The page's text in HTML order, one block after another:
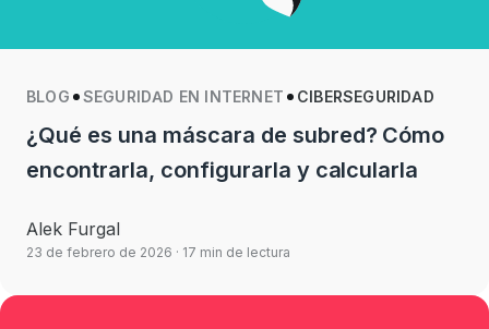
BLOG SEGURIDAD EN INTERNET CIBERSEGURIDAD
¿Qué es una máscara de subred? Cómo
encontrarla, configurarla y calcularla
Alek Furgal
23 de febrero de 2026 · 17 min de lectura